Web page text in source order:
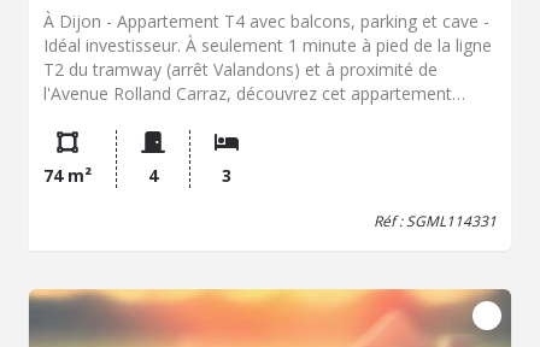
À Dijon - Appartement T4 avec balcons, parking et cave -
Idéal investisseur. À seulement 1 minute à pied de la ligne
T2 du tramway (arrêt Valandons) et à proximité de
l'Avenue Rolland Carraz, découvrez cet appartement
résidence sécurisée avec stationnement. Situé au premier
étage, il se compose d'une entrée, d'un séjour avec accès
balcon, cuisine aménagée avec balcon, trois chambres,
salle de bains, WC séparé et un dégagement. Le bien
Menuiseries en PVC double vitrage. Libre à la vente.
environ 200 EUR / mois de charges de copropriété. DPE
en cours de réalisation
74 m² 4 3
Réf : SGML114331